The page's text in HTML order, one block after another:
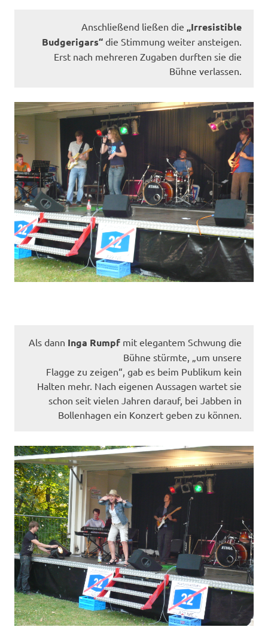
Anschließend ließen die „Irresistible
Budgerigars“ die Stimmung weiter ansteigen.
Erst nach mehreren Zugaben durften sie die
Bühne verlassen.
Als dann Inga Rumpf mit elegantem Schwung die
Bühne stürmte, „um unsere
Flagge zu zeigen“, gab es beim Publikum kein
Halten mehr. Nach eigenen Aussagen wartet sie
schon seit vielen Jahren darauf, bei Jabben in
Bollenhagen ein Konzert geben zu können.